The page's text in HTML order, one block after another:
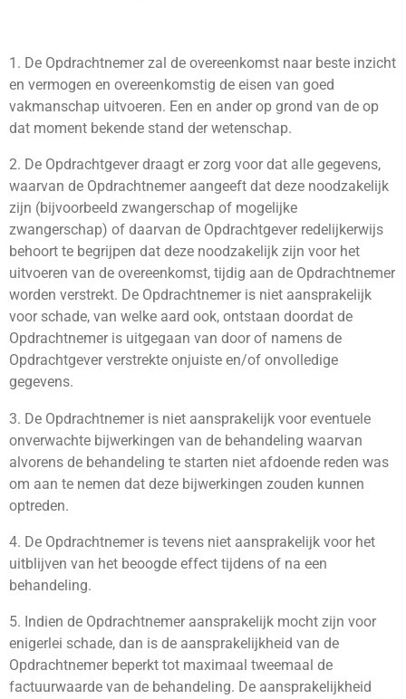
1. De Opdrachtnemer zal de overeenkomst naar beste inzicht
en vermogen en overeenkomstig de eisen van goed
vakmanschap uitvoeren. Een en ander op grond van de op
dat moment bekende stand der wetenschap.
2. De Opdrachtgever draagt er zorg voor dat alle gegevens,
waarvan de Opdrachtnemer aangeeft dat deze noodzakelijk
zijn (bijvoorbeeld zwangerschap of mogelijke
zwangerschap) of daarvan de Opdrachtgever redelijkerwijs
behoort te begrijpen dat deze noodzakelijk zijn voor het
uitvoeren van de overeenkomst, tijdig aan de Opdrachtnemer
worden verstrekt. De Opdrachtnemer is niet aansprakelijk
voor schade, van welke aard ook, ontstaan doordat de
Opdrachtnemer is uitgegaan van door of namens de
Opdrachtgever verstrekte onjuiste en/of onvolledige
gegevens.
3. De Opdrachtnemer is niet aansprakelijk voor eventuele
onverwachte bijwerkingen van de behandeling waarvan
alvorens de behandeling te starten niet afdoende reden was
om aan te nemen dat deze bijwerkingen zouden kunnen
optreden.
4. De Opdrachtnemer is tevens niet aansprakelijk voor het
uitblijven van het beoogde effect tijdens of na een
behandeling.
5. Indien de Opdrachtnemer aansprakelijk mocht zijn voor
enigerlei schade, dan is de aansprakelijkheid van de
Opdrachtnemer beperkt tot maximaal tweemaal de
factuurwaarde van de behandeling. De aansprakelijkheid